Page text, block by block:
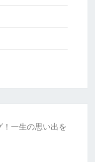
一生の思い出を